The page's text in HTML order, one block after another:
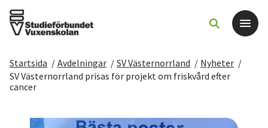
Det här gör vi
Startsida / Avdelningar / SV Västernorrland / Nyheter /
SV Västernorrland prisas för projekt om friskvård efter
cancer